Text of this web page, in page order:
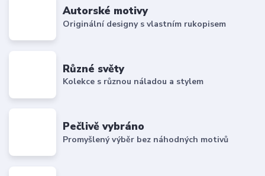
Autorské motivy
Originální designy s vlastním rukopisem
Různé světy
Kolekce s různou náladou a stylem
Pečlivě vybráno
Promyšlený výběr bez náhodných motivů